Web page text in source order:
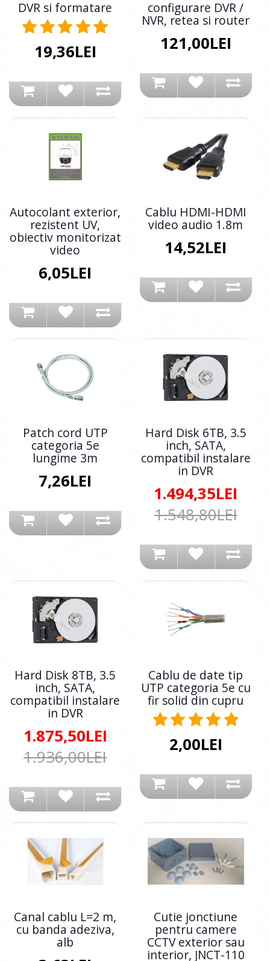
DVR si formatare
19,36LEI
configurare DVR /
NVR, retea si router
121,00LEI
Autocolant exterior,
rezistent UV,
obiectiv monitorizat
video
6,05LEI
Cablu HDMI-HDMI
video audio 1.8m
14,52LEI
Patch cord UTP
categoria 5e
lungime 3m
7,26LEI
Hard Disk 6TB, 3.5
inch, SATA,
compatibil instalare
in DVR
1.494,35LEI
1.548,80LEI
Hard Disk 8TB, 3.5
inch, SATA,
compatibil instalare
in DVR
1.875,50LEI
1.936,00LEI
Cablu de date tip
UTP categoria 5e cu
fir solid din cupru
2,00LEI
Canal cablu L=2 m,
cu banda adeziva,
alb
Cutie jonctiune
pentru camere
CCTV exterior sau
interior, JNCT-110